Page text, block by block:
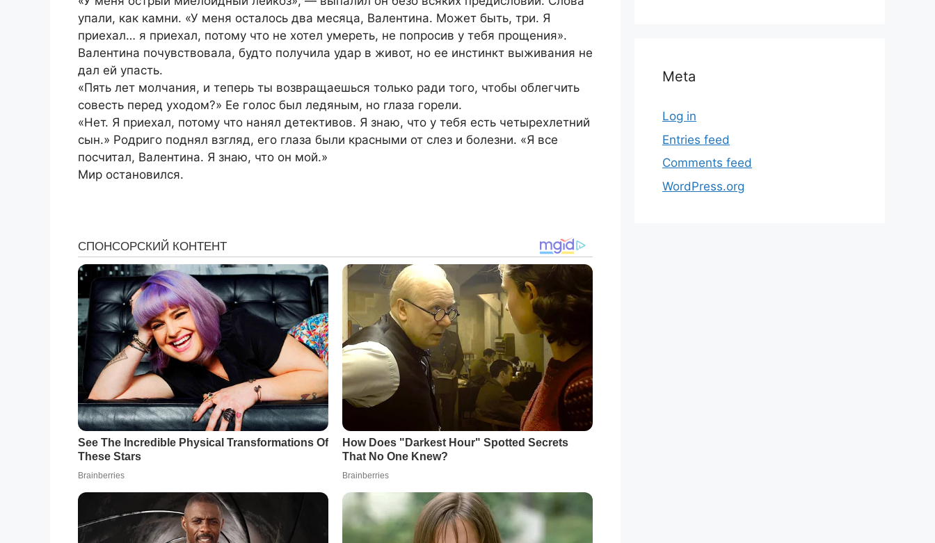
упали, как камни. «У меня осталось два месяца, Валентина. Может быть, три. Я
приехал… я приехал, потому что не хотел умереть, не попросив у тебя прощения».
Валентина почувствовала, будто получила удар в живот, но ее инстинкт выживания не
дал ей упасть.
«Пять лет молчания, и теперь ты возвращаешься только ради того, чтобы облегчить
совесть перед уходом?» Ее голос был ледяным, но глаза горели.
«Нет. Я приехал, потому что нанял детективов. Я знаю, что у тебя есть четырехлетний
сын.» Родриго поднял взгляд, его глаза были красными от слез и болезни. «Я все
посчитал, Валентина. Я знаю, что он мой.»
Мир остановился.
Meta
Log in
Entries feed
Comments feed
WordPress.org